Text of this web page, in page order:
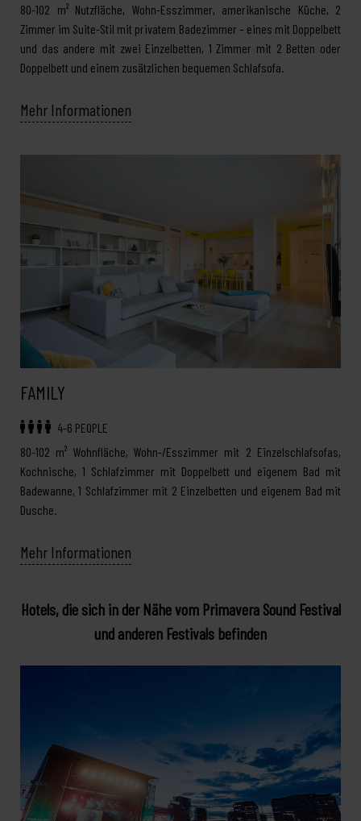
80-102 m² Nutzfläche, Wohn-Esszimmer, amerikanische Küche, 2
Zimmer im Suite-Stil mit privatem Badezimmer – eines mit Doppelbett
und das andere mit zwei Einzelbetten, 1 Zimmer mit 2 Betten oder
Doppelbett und einem zusätzlichen bequemen Schlafsofa.
Mehr Informationen
FAMILY
4-6 PEOPLE
80-102 m² Wohnfläche, Wohn-/Esszimmer mit 2 Einzelschlafsofas,
Kochnische, 1 Schlafzimmer mit Doppelbett und eigenem Bad mit
Badewanne, 1 Schlafzimmer mit 2 Einzelbetten und eigenem Bad mit
Dusche.
Mehr Informationen
Hotels, die sich in der Nähe vom Primavera Sound Festival
und anderen Festivals befinden